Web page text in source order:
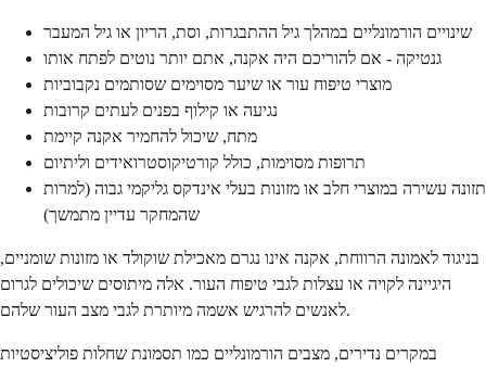
שינויים הורמונליים במהלך גיל ההתבגרות, וסת, הריון או גיל המעבר
גנטיקה - אם להוריכם היה אקנה, אתם יותר נוטים לפתח אותו
מוצרי טיפוח עור או שיער מסוימים שסותמים נקבוביות
נגיעה או קילוף בפנים לעתים קרובות
מתח, שיכול להחמיר אקנה קיימת
תרופות מסוימות, כולל קורטיקוסטרואידים וליתיום
תזונה עשירה במוצרי חלב או מזונות בעלי אינדקס גליקמי גבוה (למרות
שהמחקר עדיין מתמשך)
בניגוד לאמונה הרווחת, אקנה אינו נגרם מאכילת שוקולד או מזונות שומניים,
היגיינה לקויה או עצלות לגבי טיפוח העור. אלה מיתוסים שיכולים לגרום
לאנשים להרגיש אשמה מיותרת לגבי מצב העור שלהם.
במקרים נדירים, מצבים הורמונליים כמו תסמונת שחלות פוליציסטיות